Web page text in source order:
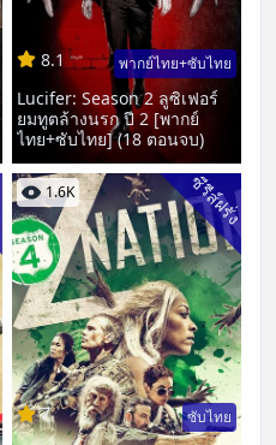
8.1 พากย์ไทย+ซับไทย
Lucifer: Season 2 ลูซิเฟอร์
ยมทูตล้างนรก ปี 2 [พากย์
ไทย+ซับไทย] (18 ตอนจบ)
1.6K ซีรีส์ฝรั่ง
7 ซับไทย